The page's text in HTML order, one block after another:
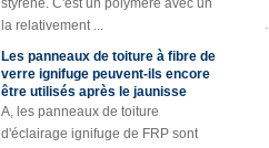
de 25mm
renforcés de fibre
de verre de tube de
canne de tube de
Rod de fibre de
verre de Cuomized
la relativement ...
verre ignifuge peuvent-ils encore
être utilisés après le jaunisse
A, les panneaux de toiture
d'éclairage ignifuge de FRP sont
principalement utilisés dans les